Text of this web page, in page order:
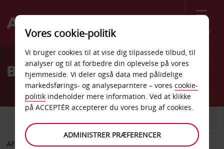
Menu
Welcome
AvisBilleje Hamilton
AFHENT FRA
Vores cookie-politik
Vi bruger cookies til at vise dig tilpassede tilbud, til
analyser og til at forbedre din oplevelse på vores
hjemmeside. Vi deler også data med pålidelige
markedsførings- og analyseparntere – vores cookie-
politik indeholder mere information. Ved at klikke
på ACCEPTÉR accepterer du vores brug af cookies.
ADMINISTRER PRÆFERENCER